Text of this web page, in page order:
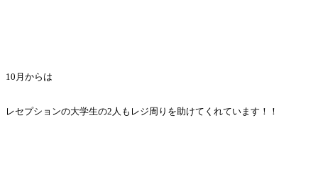
10月からは
レセプションの大学生の2人もレジ周りを助けてくれています！！